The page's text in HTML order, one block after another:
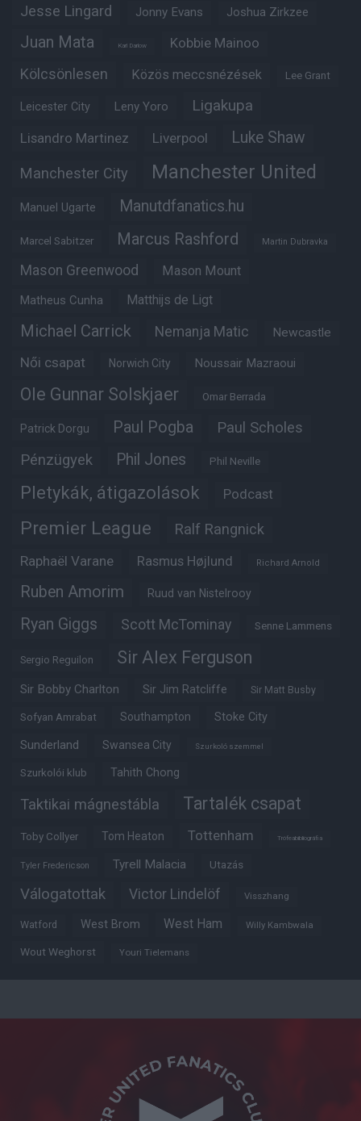
Jesse Lingard Jonny Evans Joshua Zirkzee
Juan Mata Karl Darlow Kobbie Mainoo
Kölcsönlesen Közös meccsnézések Lee Grant
Leicester City Leny Yoro Ligakupa
Lisandro Martinez Liverpool Luke Shaw
Manchester City Manchester United
Manuel Ugarte Manutdfanatics.hu
Marcel Sabitzer Marcus Rashford Martin Dubravka
Mason Greenwood Mason Mount
Matheus Cunha Matthijs de Ligt
Michael Carrick Nemanja Matic Newcastle
Női csapat Norwich City Noussair Mazraoui
Ole Gunnar Solskjaer Omar Berrada
Patrick Dorgu Paul Pogba Paul Scholes
Pénzügyek Phil Jones Phil Neville
Pletykák, átigazolások Podcast
Premier League Ralf Rangnick
Raphaël Varane Rasmus Højlund Richard Arnold
Ruben Amorim Ruud van Nistelrooy
Ryan Giggs Scott McTominay Senne Lammens
Sergio Reguilon Sir Alex Ferguson
Sir Bobby Charlton Sir Jim Ratcliffe Sir Matt Busby
Sofyan Amrabat Southampton Stoke City
Sunderland Swansea City Szurkoló szemmel
Szurkolói klub Tahith Chong
Taktikai mágnestábla Tartalék csapat
Toby Collyer Tom Heaton Tottenham Trófeabibliográfia
Tyler Fredericson Tyrell Malacia Utazás
Válogatottak Victor Lindelöf Visszhang
Watford West Brom West Ham Willy Kambwala
Wout Weghorst Youri Tielemans